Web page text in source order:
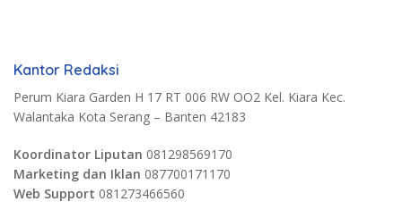
Kantor Redaksi
Perum Kiara Garden H 17 RT 006 RW OO2 Kel. Kiara Kec.
Walantaka Kota Serang – Banten 42183
Koordinator Liputan 081298569170
Marketing dan Iklan 087700171170
Web Support 081273466560